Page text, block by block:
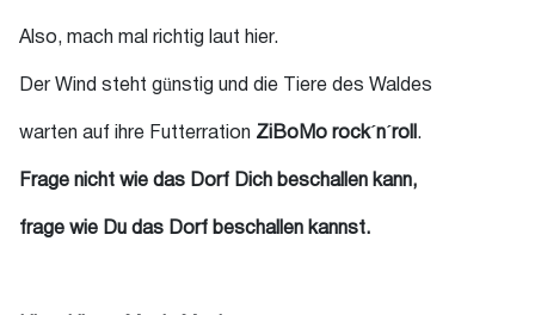
Also, mach mal richtig laut hier.
Der Wind steht günstig und die Tiere des Waldes
warten auf ihre Futterration ZiBoMo rock´n´roll .
Frage nicht wie das Dorf Dich beschallen kann,
frage wie Du das Dorf beschallen kannst.